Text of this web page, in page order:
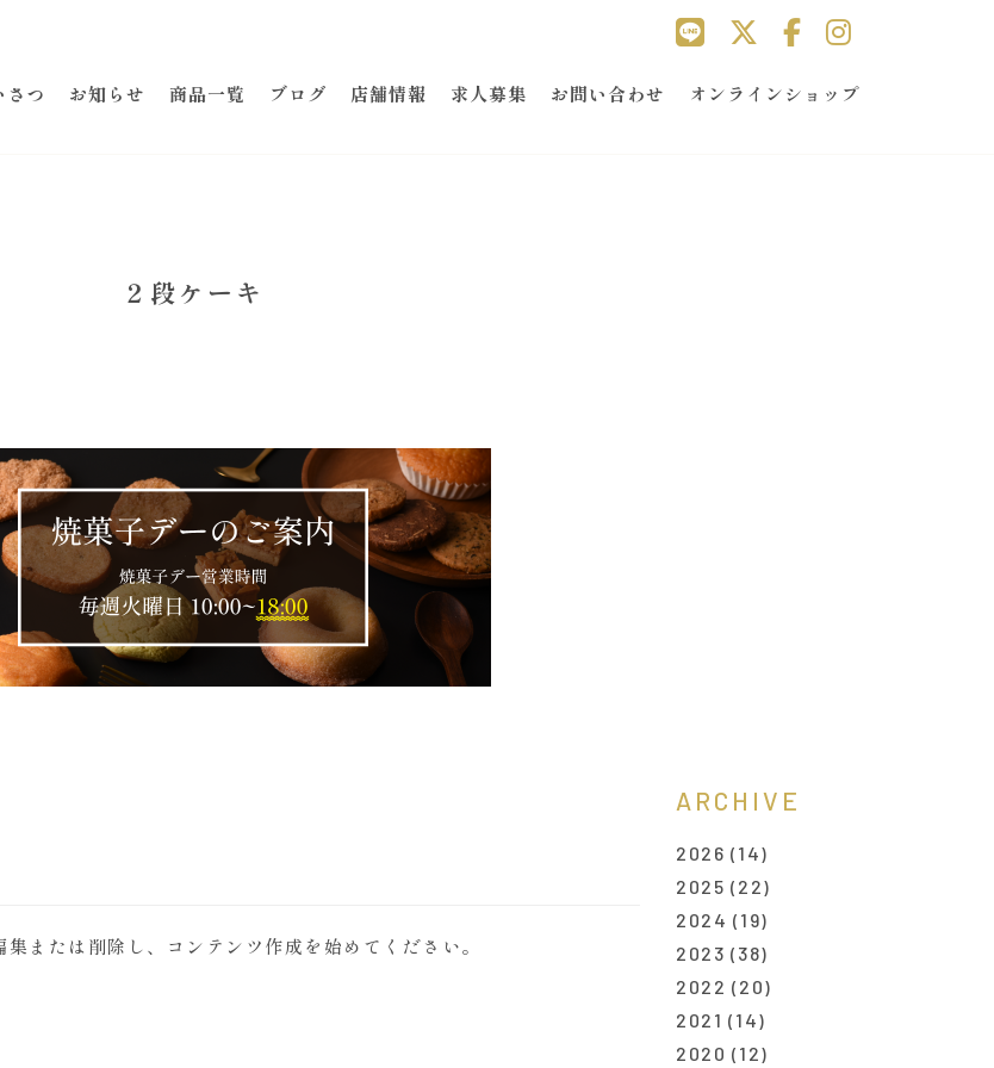
さつ お知らせ 商品一覧 ブログ 店舗情報 求人募集 お問い合わせ オンラインショップ
２段ケーキ
たは削除し、コンテンツ作成を始めてください。
ARCHIVE
2026 (14)
2025 (22)
2024 (19)
2023 (38)
2022 (20)
2021 (14)
2020 (12)